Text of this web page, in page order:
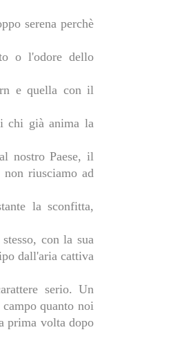
serena perchè
o l'odore dello
e quella con il
chi già anima la
nostro Paese, il
non riusciamo ad
la sconfitta,
con la sua
dall'aria cattiva
serio. Un
quanto noi
prima volta dopo